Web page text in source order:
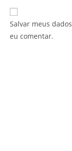
Salvar meus
eu comentar.